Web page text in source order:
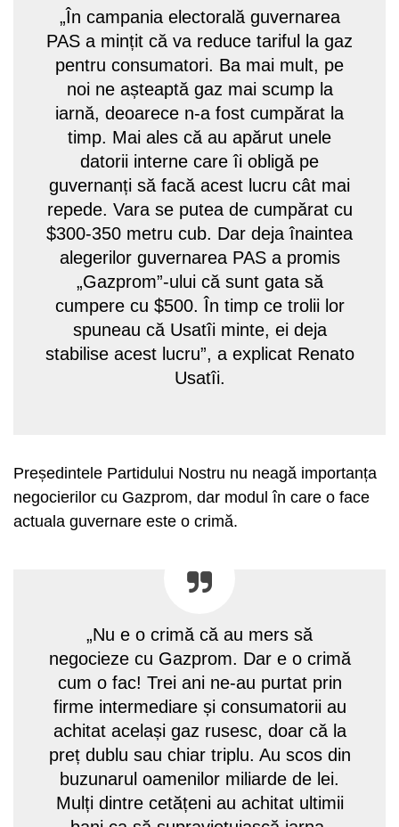
„În campania electorală guvernarea
PAS a mințit că va reduce tariful la gaz
pentru consumatori. Ba mai mult, pe
noi ne așteaptă gaz mai scump la
iarnă, deoarece n-a fost cumpărat la
timp. Mai ales că au apărut unele
datorii interne care îi obligă pe
guvernanți să facă acest lucru cât mai
repede. Vara se putea de cumpărat cu
$300-350 metru cub. Dar deja înaintea
alegerilor guvernarea PAS a promis
„Gazprom”-ului că sunt gata să
cumpere cu $500. În timp ce trolii lor
spuneau că Usatîi minte, ei deja
stabilise acest lucru”, a explicat Renato
Usatîi.
Președintele Partidului Nostru nu neagă importanța
negocierilor cu Gazprom, dar modul în care o face
actuala guvernare este o crimă.
„Nu e o crimă că au mers să
negocieze cu Gazprom. Dar e o crimă
cum o fac! Trei ani ne-au purtat prin
firme intermediare și consumatorii au
achitat același gaz rusesc, doar că la
preț dublu sau chiar triplu. Au scos din
buzunarul oamenilor miliarde de lei.
Mulți dintre cetățeni au achitat ultimii